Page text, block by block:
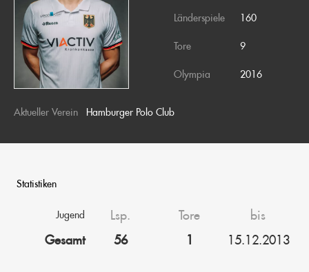
Länderspiele 160
Tore 9
Olympia 2016
Aktueller Verein Hamburger Polo Club
Statistiken
Jugend Lsp. Tore
bis
Gesamt
56 1 15.12.2013